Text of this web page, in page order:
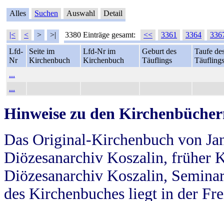
Alles Suchen Auswahl Detail
|< < > >| 3380 Einträge gesamt: << 3361 3364
Lfd-
Nr
Seite im
Kirchenbuch
Lfd-Nr im
Kirchenbuch
Geburt des
Täuflings
Taufe
Täuflings
...
...
Hinweise zu den
Das Original-Kirchenbuch von
Diözesanarchiv Koszalin, früher
Diözesanarchiv Koszalin,
des Kirchenbuches liegt in der